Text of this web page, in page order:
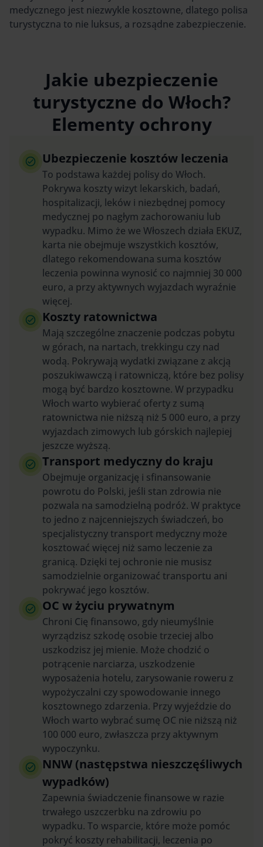
medycznego jest niezwykle kosztowne, dlatego polisa
turystyczna to nie luksus, a rozsądne zabezpieczenie.
Jakie ubezpieczenie
turystyczne do Włoch?
Elementy ochrony
Ubezpieczenie kosztów leczenia
To podstawa każdej polisy do Włoch.
Pokrywa koszty wizyt lekarskich, badań,
hospitalizacji, leków i niezbędnej pomocy
medycznej po nagłym zachorowaniu lub
wypadku. Mimo że we Włoszech działa EKUZ,
karta nie obejmuje wszystkich kosztów,
dlatego rekomendowana suma kosztów
leczenia powinna wynosić co najmniej 30 000
euro, a przy aktywnych wyjazdach wyraźnie
więcej.
Koszty ratownictwa
Mają szczególne znaczenie podczas pobytu
w górach, na nartach, trekkingu czy nad
wodą. Pokrywają wydatki związane z akcją
poszukiwawczą i ratowniczą, które bez polisy
mogą być bardzo kosztowne. W przypadku
Włoch warto wybierać oferty z sumą
ratownictwa nie niższą niż 5 000 euro, a przy
wyjazdach zimowych lub górskich najlepiej
jeszcze wyższą.
Transport medyczny do kraju
Obejmuje organizację i sfinansowanie
powrotu do Polski, jeśli stan zdrowia nie
pozwala na samodzielną podróż. W praktyce
to jedno z najcenniejszych świadczeń, bo
specjalistyczny transport medyczny może
kosztować więcej niż samo leczenie za
granicą. Dzięki tej ochronie nie musisz
samodzielnie organizować transportu ani
pokrywać jego kosztów.
OC w życiu prywatnym
Chroni Cię finansowo, gdy nieumyślnie
wyrządzisz szkodę osobie trzeciej albo
uszkodzisz jej mienie. Może chodzić o
potrącenie narciarza, uszkodzenie
wyposażenia hotelu, zarysowanie roweru z
wypożyczalni czy spowodowanie innego
kosztownego zdarzenia. Przy wyjeździe do
Włoch warto wybrać sumę OC nie niższą niż
100 000 euro, zwłaszcza przy aktywnym
wypoczynku.
NNW (następstwa nieszczęśliwych
wypadków)
Zapewnia świadczenie finansowe w razie
trwałego uszczerbku na zdrowiu po
wypadku. To wsparcie, które może pomóc
pokryć koszty rehabilitacji, leczenia po